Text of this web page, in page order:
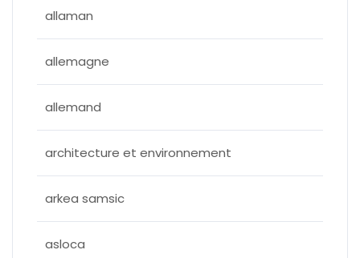
allaman
allemagne
allemand
architecture et environnement
arkea samsic
asloca